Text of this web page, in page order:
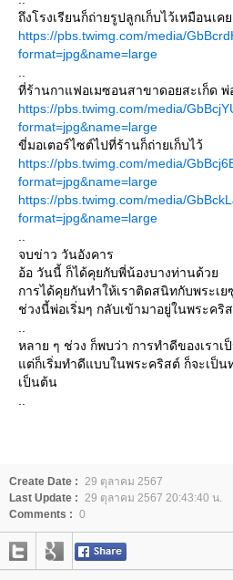
ถึงโรงเรียนก็ถ่ายรูปลูกเก็บไว้เหมือนเคย
https://pbs.twimg.com/media/
format=jpg&name=large
ที่ร้านกาแฟอเมซอนสาขาดอยสะเก็ด พ่
https://pbs.twimg.com/media/
format=jpg&name=large
ขี่มอเตอร์ไซต์ไปที่ร้านก็ถ่ายเก็บไว้
https://pbs.twimg.com/media/
format=jpg&name=large
https://pbs.twimg.com/media/
format=jpg&name=large
จบข่าว วันอังคาร
อ้อ วันนี้ ก็ได้คุยกับพี่น้องบางท่านด้วย
การได้คุยกันทำให้เราติดสนิทกับพระเ
ช่วงนี้พ่อเริ่มๆ กลับเข้ามาอยู่ในพระคริ
หลาย ๆ ช่วง ก็พบว่า การทำดีของเรา
แต่ก็เริ่มทำดีแบบในพระคริสต์ ก็จะเป็น
เป็นต้น
Create Date : 29 ตุลาคม 2567
Last Update : 29 ตุลาคม 2567 20:43:40 น.
Comments : 0